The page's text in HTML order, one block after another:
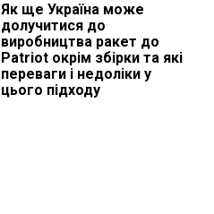
Як ще Україна може
долучитися до
виробництва ракет до
Patriot окрім збірки та які
переваги і недоліки у
цього підходу